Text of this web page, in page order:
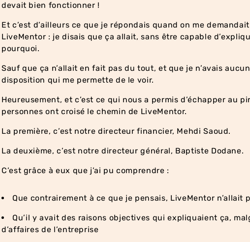
devait bien fonctionner !
Et c’est d’ailleurs ce que je répondais quand on me
LiveMentor : je disais que ça allait, sans être capable
pourquoi.
Sauf que ça n’allait en fait pas du tout, et que je n’avais
disposition qui me permette de le voir.
Heureusement, et c’est ce qui nous a permis d’échapper au
personnes ont croisé le chemin de LiveMentor.
La première, c’est notre directeur financier, Mehdi Saoud.
La deuxième, c’est notre directeur général, Baptiste Dodane.
C’est grâce à eux que j’ai pu comprendre :
Que contrairement à ce que je pensais, LiveMentor n’allait
Qu’il y avait des raisons objectives qui expliquaient ça,
d’affaires de l’entreprise